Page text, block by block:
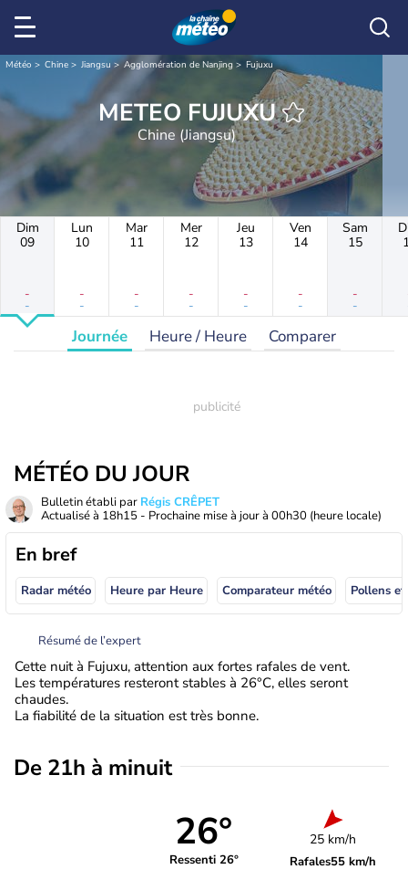
Météo Chine Jiangsu Agglomération de Nanjing Fujuxu
METEO FUJUXU
Chine (Jiangsu)
Dim
09
-
-
Lun
10
-
-
Mar
11
-
-
Mer
12
-
-
Jeu
13
-
-
Ven
14
-
-
Sam
15
-
-
Journée Heure / Heure Comparer
MÉTÉO DU JOUR
Bulletin établi par Régis CRÊPET
Actualisé à 18h15 - Prochaine mise à jour à 00h30 (heure locale)
En bref
Radar météo Heure par Heure Comparateur météo Pollens
Résumé de l’expert
Cette nuit à Fujuxu, attention aux fortes rafales de vent.
Les températures resteront stables à 26°C, elles seront
chaudes.
La fiabilité de la situation est très bonne.
De 21h à minuit
26°
Ressenti 26°
25 km/h
Rafales55 km/h